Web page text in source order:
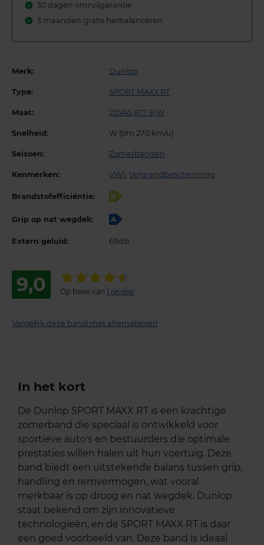
30 dagen omruilgarantie
3 maanden gratis herbalanceren
Merk: Dunlop
Type: SPORT MAXX RT
Maat: 225/45 R17 91W
Snelheid: W (t/m 270 km/u)
Seizoen: Zomerbanden
Kenmerken: VW1 , Velgrandbescherming
Brandstofefficiëntie: B
Grip op nat wegdek: A
Extern geluid: 69dB
9,0 Op basis van 1 review
Vergelijk deze band met alternatieven
In het kort
De Dunlop SPORT MAXX RT is een krachtige
zomerband die speciaal is ontwikkeld voor
sportieve auto's en bestuurders die optimale
prestaties willen halen uit hun voertuig. Deze
band biedt een uitstekende balans tussen grip,
handling en remvermogen, wat vooral
merkbaar is op droog en nat wegdek. Dunlop
staat bekend om zijn innovatieve
technologieën, en de SPORT MAXX RT is daar
een goed voorbeeld van. Deze band is ideaal